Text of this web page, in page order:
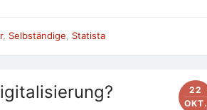
, Selbständige Statista
22
OKT.